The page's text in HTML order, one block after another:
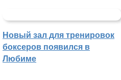
Новый зал для тренировок
боксеров появился в
Любиме